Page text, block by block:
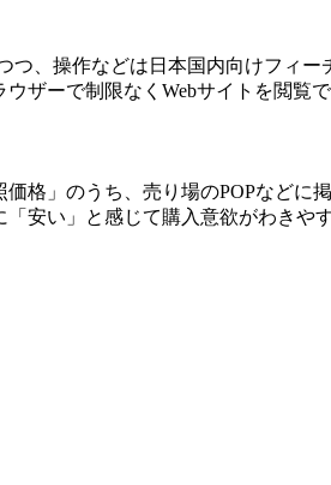
、操作などは日本国内向けフィ
ウザーで制限なくWebサイトを閲
格」のうち、売り場のPOPなど
「安い」と感じて購入意欲がわき